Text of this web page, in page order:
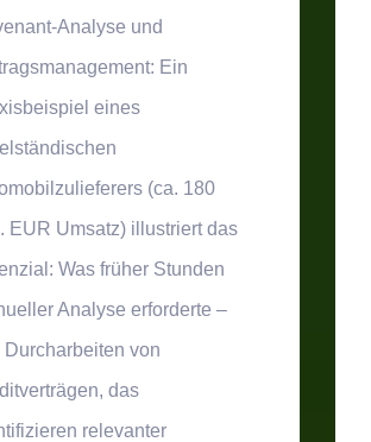
Analyse und
Ein
eines
(ca. 180
EUR Umsatz) illustriert das
Was früher Stunden
Analyse erforderte –
Durcharbeiten von
das
relevanter